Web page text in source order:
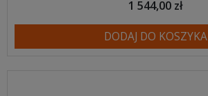
1 544,00 zł
DODAJ DO KOSZYKA